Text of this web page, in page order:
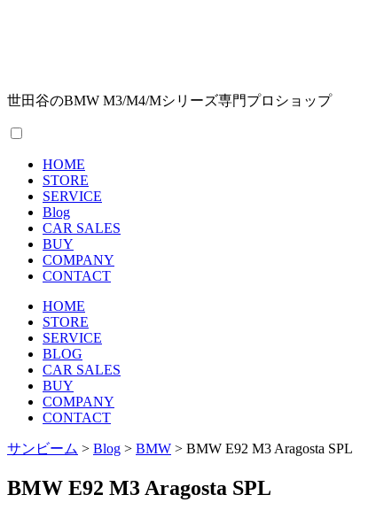
世田谷のBMW M3/M4/Mシリーズ専門プロショップ
HOME
STORE
SERVICE
Blog
CAR SALES
BUY
COMPANY
CONTACT
HOME
STORE
SERVICE
BLOG
CAR SALES
BUY
COMPANY
CONTACT
サンビーム > Blog > BMW > BMW E92 M3 Aragosta SPL
BMW E92 M3 Aragosta SPL